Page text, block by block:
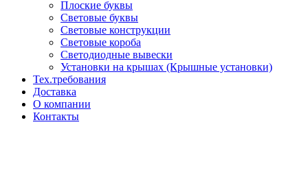
Плоские буквы
Световые буквы
Световые конструкции
Световые короба
Светодиодные вывески
Установки на крышах (Крышные установки)
Тех.требования
Доставка
О компании
Контакты